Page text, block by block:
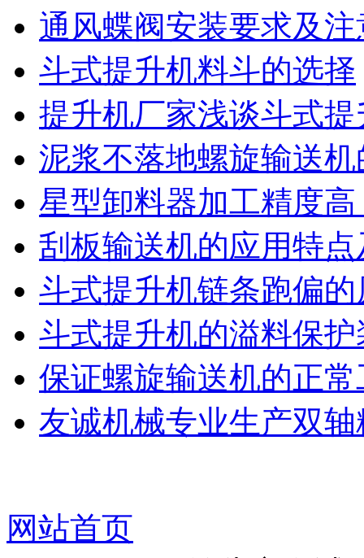
通风蝶阀安装要求及
斗式提升机料斗的选择
提升机厂家浅谈斗式
泥浆不落地螺旋输送
星型卸料器加工精度
刮板输送机的应用特
斗式提升机链条跑偏
斗式提升机的溢料保护
保证螺旋输送机的正
友诚机械专业生产双
网站首页